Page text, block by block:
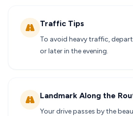
Traffic Tips
To avoid heavy traffic,
or later in the evening.
Landmark Along the
Your drive passes by the